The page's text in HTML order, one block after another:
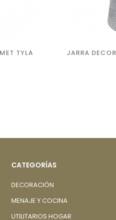
TYLA JARRA
CATEGORÍAS
DECORACIÓN
MENAJE Y COCINA
UTILITARIOS HOGAR